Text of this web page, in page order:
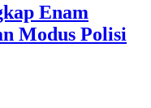
Enam
Modus Polisi